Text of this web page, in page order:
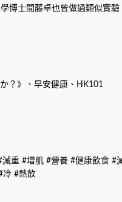
博士間藤卓也曾做過類似實
？》、早安健康、HK101
重 #增肌 #營養 #健康飲食
冷 #熱飲